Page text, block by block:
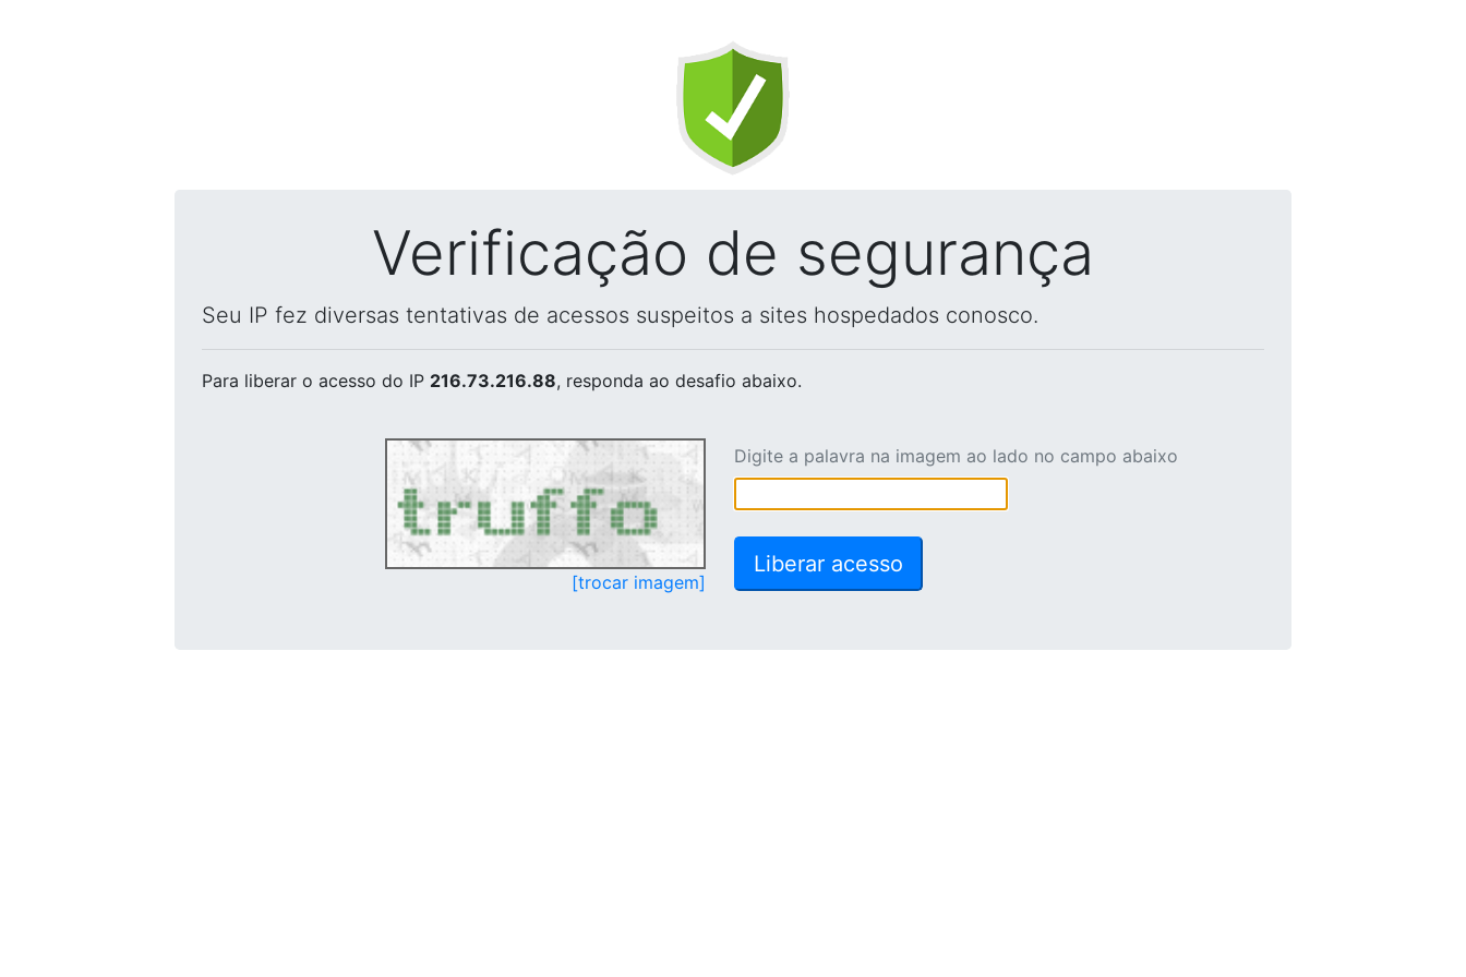
Verificação de segurança
Seu IP fez diversas tentativas de acessos suspeitos a sites hospedados conosco.
Para liberar o acesso do IP 216.73.216.88, responda ao desafio abaixo.
[trocar imagem]
Digite a palavra na imagem ao lado no campo abaixo